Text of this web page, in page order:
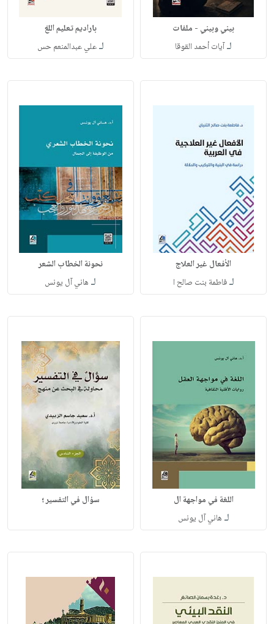
بيني وبيني - ملفات
لـآيات أحمد القوقا
باراديم تعليم اللغ
لـعلي عبدالمنعم حس
الأفعال غير العلاج
لـفاطمة بنت صالح ا
نحونة الخطاب الشعر
لـ هاني آل يونس
اللغة في مواجهة ال
لـ هاني آل يونس
سؤال في التفسير ؛